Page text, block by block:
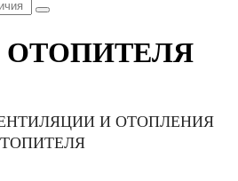
ОТОПИТЕЛЯ
И ОТОПЛЕНИЯ